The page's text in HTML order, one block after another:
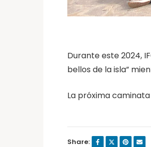
Durante este 2024,
bellos de la isla”
La próxima
Share: